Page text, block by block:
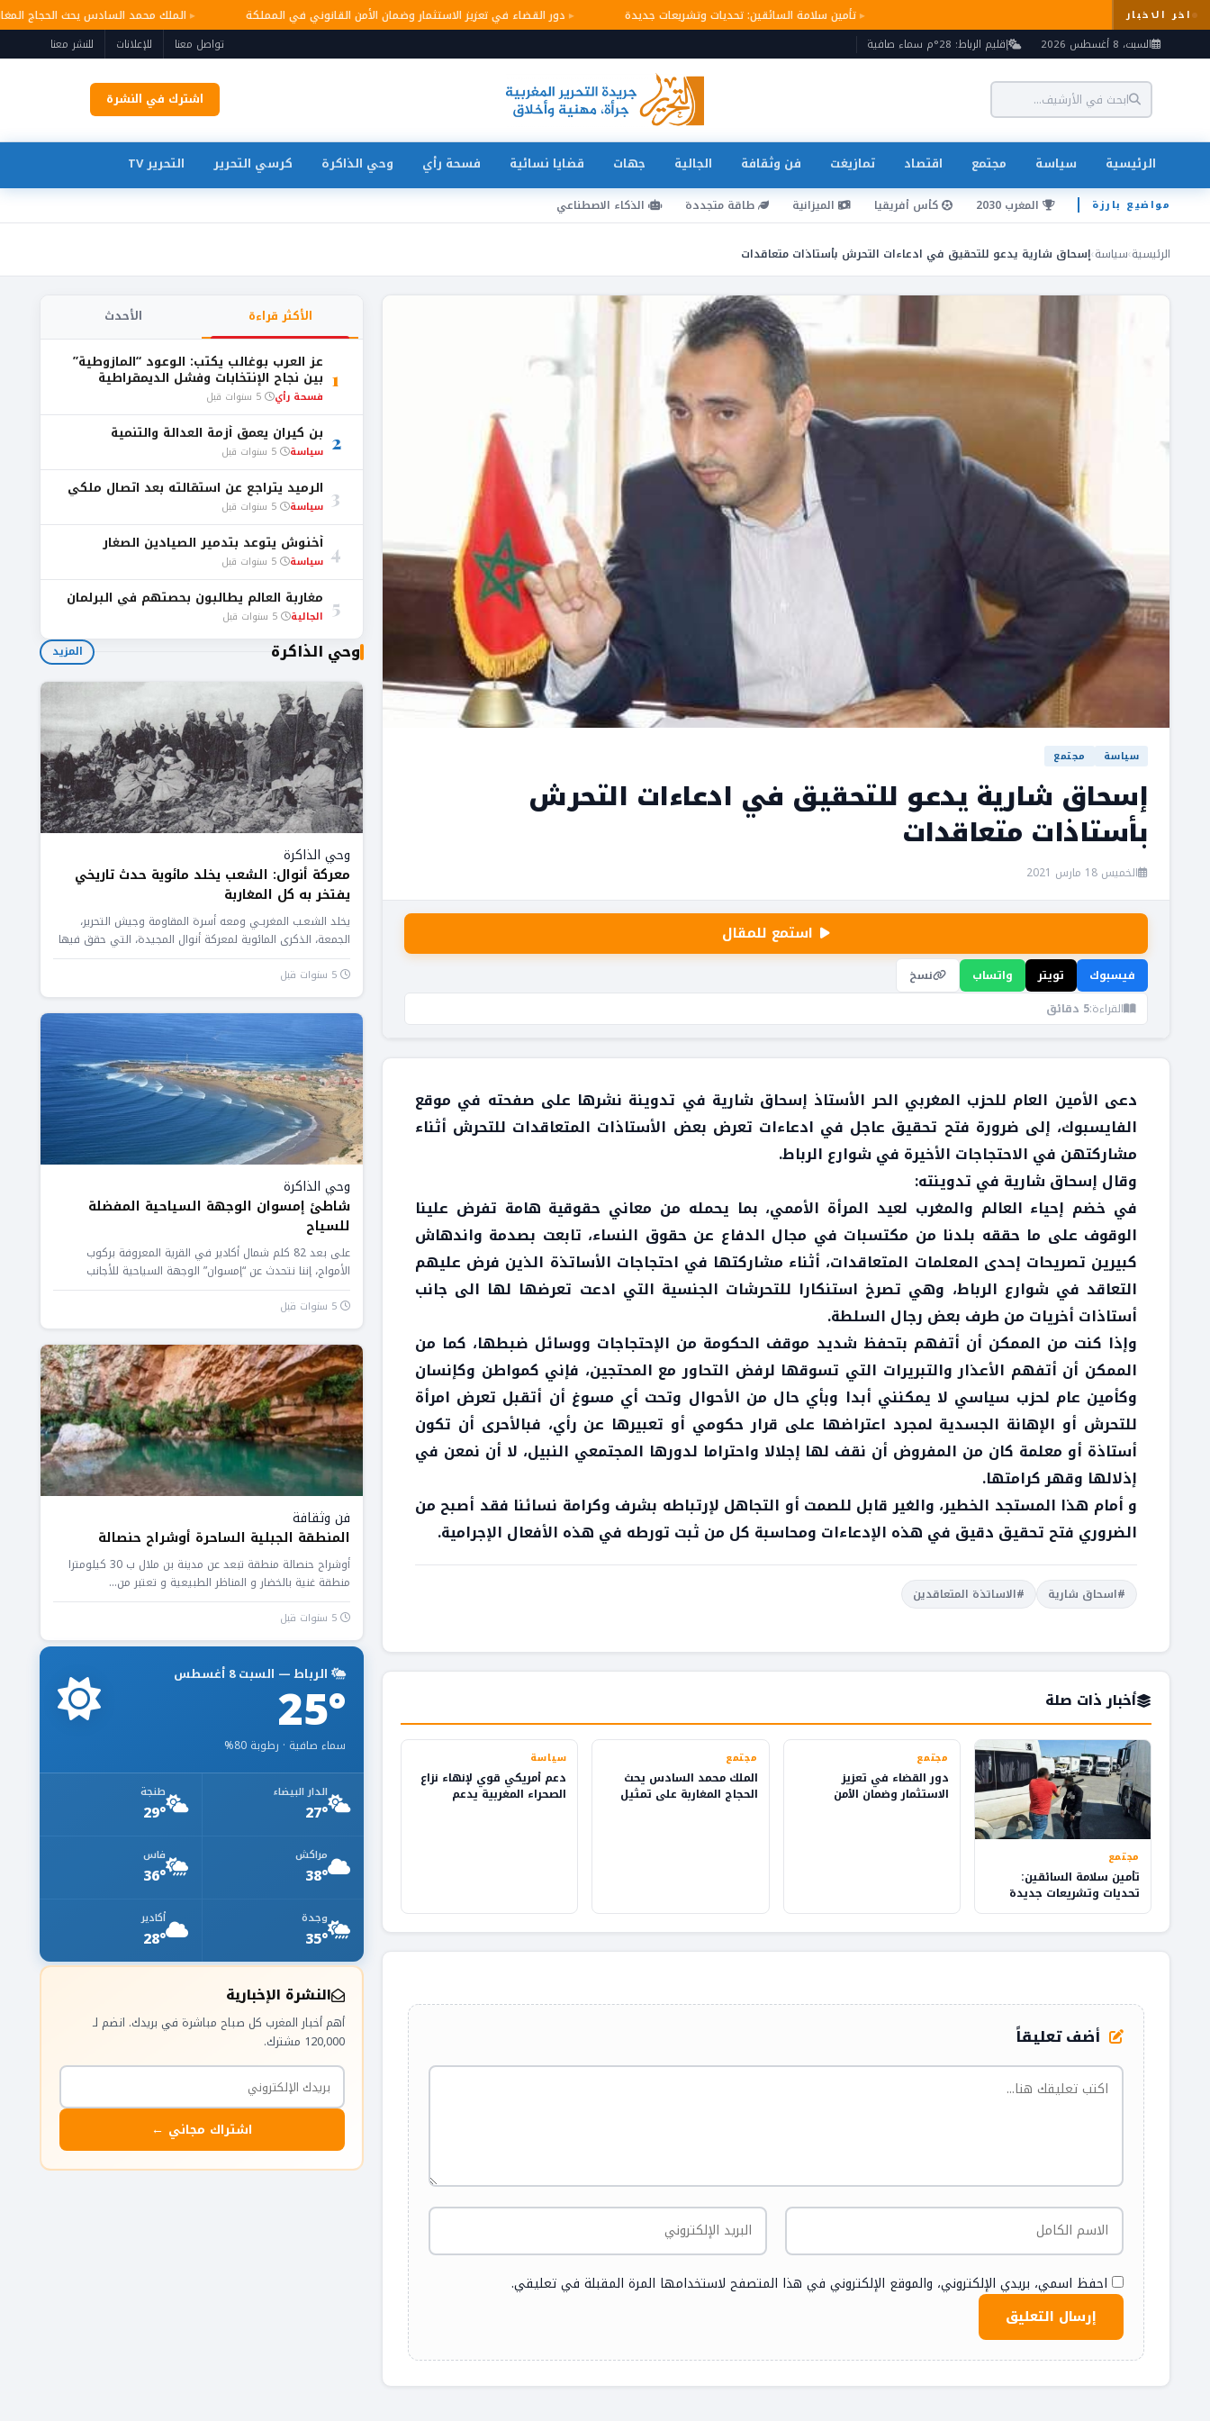
اخر الاخبار تأمين سلامة السائقين: تحديات وتشريعات جديدة دور القضاء في تعزيز الاستثمار وضمان الأمن القانوني في المملكة
الملك محمد السادس يحث الحجاج
السبت، 8 أغسطس 2026
إقليم الرباط: 28°م سماء صافية تواصل معنا للإعلانات للنشر معنا
اشترك في النشرة
الرئيسية سياسة مجتمع اقتصاد تمازيغت فن وثقافة الجالية جهات قضايا نسائية فسحة رأي وحي الذاكرة كرسي التحرير التحرير TV
مواضيع بارزة المغرب 2030 كأس أفريقيا الميزانية طاقة متجددة الذكاء الاصطناعي
الرئيسية›سياسة›إسحاق شارية يدعو للتحقيق في ادعاءات التحرش بأستاذات متعاقدات
سياسة مجتمع
إسحاق شارية يدعو للتحقيق في ادعاءات التحرش
بأستاذات متعاقدات
الخميس 18 مارس 2021
استمع للمقال
فيسبوك تويتر واتساب
نسخ
القراءة:5 دقائق
دعى الأمين العام للحزب المغربي الحر الأستاذ إسحاق شارية في تدوينة نشرها على صفحته في موقع
الفايسبوك، إلى ضرورة فتح تحقيق عاجل في ادعاءات تعرض بعض الأستاذات المتعاقدات للتحرش أثناء
مشاركتهن في الاحتجاجات الأخيرة في شوارع الرباط.
وقال إسحاق شارية في تدوينته:
في خضم إحياء العالم والمغرب لعيد المرأة الأممي، بما يحمله من معاني حقوقية هامة تفرض علينا
الوقوف على ما حققه بلدنا من مكتسبات في مجال الدفاع عن حقوق النساء، تابعت بصدمة واندهاش
كبيرين تصريحات إحدى المعلمات المتعاقدات، أثناء مشاركتها في احتجاجات الأساتذة الذين فرض عليهم
التعاقد في شوارع الرباط، وهي تصرخ استنكارا للتحرشات الجنسية التي ادعت تعرضها لها الى جانب
أستاذات أخريات من طرف بعض رجال السلطة.
وإذا كنت من الممكن أن أتفهم بتحفظ شديد موقف الحكومة من الإحتجاجات ووسائل ضبطها، كما من
الممكن أن أتفهم الأعذار والتبريرات التي تسوقها لرفض التحاور مع المحتجين، فإني كمواطن وكإنسان
وكأمين عام لحزب سياسي لا يمكنني أبدا وبأي حال من الأحوال وتحت أي مسوغ أن أتقبل تعرض امرأة
للتحرش أو الإهانة الجسدية لمجرد اعتراضها على قرار حكومي أو تعبيرها عن رأي، فبالأحرى أن تكون
أستاذة أو معلمة كان من المفروض أن نقف لها إجلالا واحتراما لدورها المجتمعي النبيل، لا أن نمعن في
إذلالها وقهر كرامتها.
و أمام هذا المستجد الخطير، والغير قابل للصمت أو التجاهل لإرتباطه بشرف وكرامة نسائنا فقد أصبح من
الضروري فتح تحقيق دقيق في هذه الإدعاءات ومحاسبة كل من ثبت تورطه في هذه الأفعال الإجرامية.
#اسحاق شارية #الاساتذة المتعاقدين
أخبار ذات صلة
مجتمع
تأمين سلامة السائقين:
تحديات وتشريعات جديدة
مجتمع
دور القضاء في تعزيز
الاستثمار وضمان الأمن
مجتمع
الملك محمد السادس يحث
الحجاج المغاربة على تمثيل
سياسة
دعم أمريكي قوي لإنهاء نزاع
الصحراء المغربية يدعم
أضف تعليقاً
احفظ اسمي، بريدي الإلكتروني، والموقع الإلكتروني في هذا المتصفح لاستخدامها المرة المقبلة في تعليقي.
الأكثر قراءة الأحدث
1
عز العرب بوغالب يكتب: الوعود “المازوطية”
بين نجاح الإنتخابات وفشل الديمقراطية
فسحة رأي
2 بن كيران يعمق أزمة العدالة والتنمية
سياسة
3 الرميد يتراجع عن استقالته بعد اتصال ملكي
سياسة
4 أخنوش يتوعد بتدمير الصيادين الصغار
سياسة
5 مغاربة العالم يطالبون بحصتهم في البرلمان
الجالية
وحي الذاكرة المزيد
وحي الذاكرة
معركة أنوال: الشعب يخلد مائوية حدث تاريخي
يفتخر به كل المغاربة
يخلد الشعـب المغربـي ومعه أسرة المقاومة وجيش التحرير،
الجمعة، الذكرى المائوية لمعركة أنوال المجيدة، التي حقق فيها
المقاومون والمجاهدون المغاربة...
وحي الذاكرة
شاطئ إمسوان الوجهة السياحية المفضلة
للسياح
على بعد 82 كلم شمال أكادير في القرية المعروفة بركوب
الأمواج، إننا نتحدث عن “إمسوان” الوجهة السياحية للأجانب
والمغاربة، حيث...
فن وثقافة
المنطقة الجبلية الساحرة أوشراح حنصالة
أوشراح حنصالة منطقة تبعد عن مدينة بن ملال ب 30 كيلومترا
منطقة غنية بالخضار و المناظر الطبيعية و تعتبر من...
الرباط — السبت 8 أغسطس
25°
سماء صافية · رطوبة 80%
الدار البيضاء
27°
طنجة
29°
مراكش
38°
فاس
36°
وجدة
35°
أكادير
28°
النشرة الإخبارية
أهم أخبار المغرب كل صباح مباشرة في بريدك. انضم لـ
120,000 مشترك.
اشتراك مجاني ←